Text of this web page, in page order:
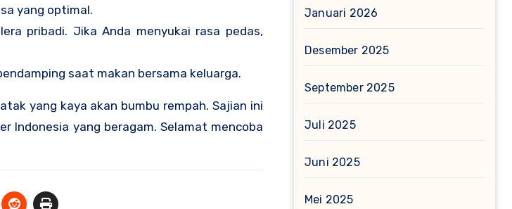
yang optimal.
pribadi. Jika Anda menyukai rasa pedas,
saat makan bersama keluarga.
yang kaya akan bumbu rempah. Sajian ini
Indonesia yang beragam. Selamat mencoba
Januari 2026
Desember 2025
September 2025
Juli 2025
Juni 2025
Mei 2025